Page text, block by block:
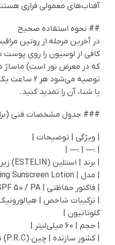
آفتاب‌های معمولی فراری
## نحوه استفاده صحیح
در آخرین مرحله از روتین
کافی از لوسیون را روی
که در معرض نور است) ماساژ
توصیه می‌شود
یا شنا، آن را تمدید کنید.
### جدول مشخصات فنی
| ویژگی | توضیحات |
| :— | :— |
| برند | استلین (ESTELIN) زیرمجموعه دکتر راشل |
| مدل | Super Moisturizing Sunscreen Lotion |
| فاکتور حفاظتی | SPF 50 / PA+++ |
| ترکیبات شاخص |
گلوتاتیون |
| حجم | 60 میلی‌لیتر |
| کشور سازنده | چین (P.R.C) تحت لیسانس برند اصلی |